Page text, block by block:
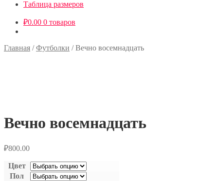
Таблица размеров
₽0.00 0 товаров
Главная /Футболки /Вечно восемнадцать
Вечно восемнадцать
₽800.00
Цвет
Пол